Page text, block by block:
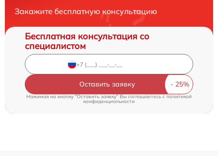
Закажите бесплатную консультацию
Бесплатная консультация со
специалистом
Оставить заявку
Нажимая на кнопку "Оставить заявку" Вы соглашаетесь c политикой
конфиденциальности